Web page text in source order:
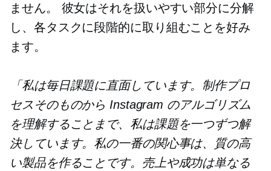
ません。 彼女はそれを扱いやすい部分に分解
し、各タスクに段階的に取り組むことを好み
ます。
「私は毎日課題に直面しています。制作プロ
セスそのものから Instagram のアルゴリズム
を理解することまで、私は課題を一つずつ解
決しています。私の一番の関心事は、質の高
い製品を作ることです。売上や成功は単なる